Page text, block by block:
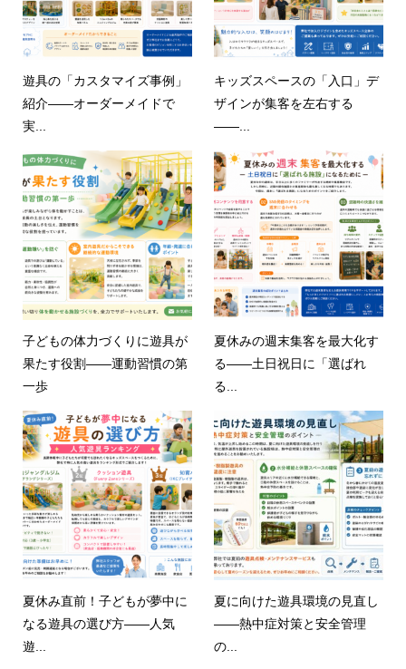
遊具の「カスタマイズ事例」
紹介——オーダーメイドで
実...
キッズスペースの「入口」デ
ザインが集客を左右する
——...
子どもの体力づくりに遊具が
果たす役割——運動習慣の第
一歩
夏休みの週末集客を最大化す
る——土日祝日に「選ばれ
る...
夏休み直前！子どもが夢中に
なる遊具の選び方——人気
遊...
夏に向けた遊具環境の見直し
——熱中症対策と安全管理
の...